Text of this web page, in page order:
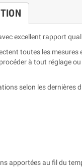
excellent rapport
toutes les
à tout réglage
selon les dernières
apportées au fil du